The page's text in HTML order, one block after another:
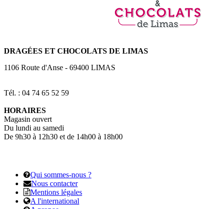
DRAGÉES ET CHOCOLATS DE LIMAS
1106 Route d'Anse - 69400 LIMAS
Tél. : 04 74 65 52 59
HORAIRES
Magasin ouvert
Du lundi au samedi
De 9h30 à 12h30 et de 14h00 à 18h00
Qui sommes-nous ?
Nous contacter
Mentions légales
A l'international